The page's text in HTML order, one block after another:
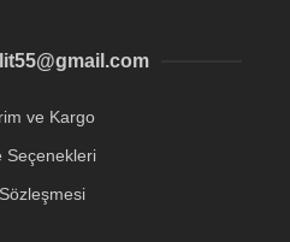
ve Kargo
Seçenekleri